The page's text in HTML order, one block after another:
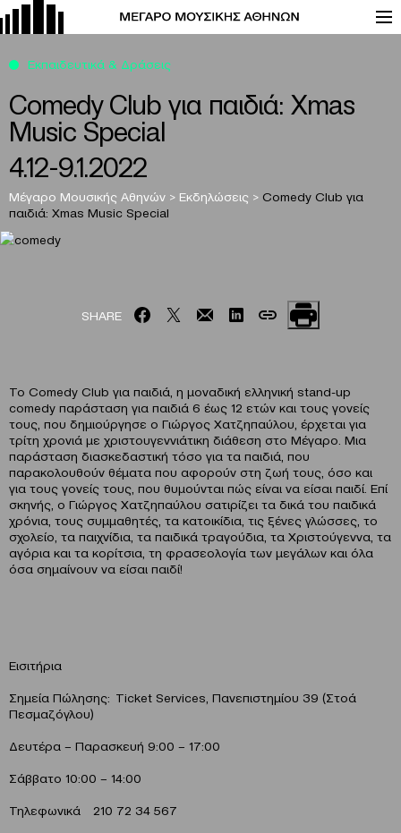
Comedy Club για παιδιά: Xmas
Music Special
4.12-9.1.2022
Μέγαρο Μουσικής Αθηνών > Εκδηλώσεις > Comedy Club για
παιδιά: Xmas Music Special
Εκπαιδευτικά & Δράσεις
SHARE
Το Comedy Club για παιδιά, η μοναδική ελληνική stand-up
comedy παράσταση για παιδιά 6 έως 12 ετών και τους γονείς
τους, που δημιούργησε ο Γιώργος Χατζηπαύλου, έρχεται για
τρίτη χρονιά με χριστουγεννιάτικη διάθεση στο Μέγαρο. Μια
παράσταση διασκεδαστική τόσο για τα παιδιά, που
παρακολουθούν θέματα που αφορούν στη ζωή τους, όσο και
για τους γονείς τους, που θυμούνται πώς είναι να είσαι παιδί. Επί
σκηνής, ο Γιώργος Χατζηπαύλου σατιρίζει τα δικά του παιδικά
χρόνια, τους συμμαθητές, τα κατοικίδια, τις ξένες γλώσσες, το
σχολείο, τα παιχνίδια, τα παιδικά τραγούδια, τα Χριστούγεννα, τα
αγόρια και τα κορίτσια, τη φρασεολογία των μεγάλων και όλα
όσα σημαίνουν να είσαι παιδί!
Εισιτήρια
Σημεία Πώλησης: Ticket Services, Πανεπιστημίου 39 (Στοά
Πεσμαζόγλου)
Δευτέρα – Παρασκευή 9:00 – 17:00
Σάββατο 10:00 – 14:00
Τηλεφωνικά 210 72 34 567